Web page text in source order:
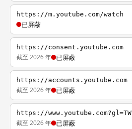
https://m.youtube.com/watch
已屏蔽
https://consent.youtube.com
截至 2026 年 已屏蔽
https://accounts.youtube.com
截至 2026 年 已屏蔽
https://www.youtube.com?gl=TW
截至 2026 年 已屏蔽